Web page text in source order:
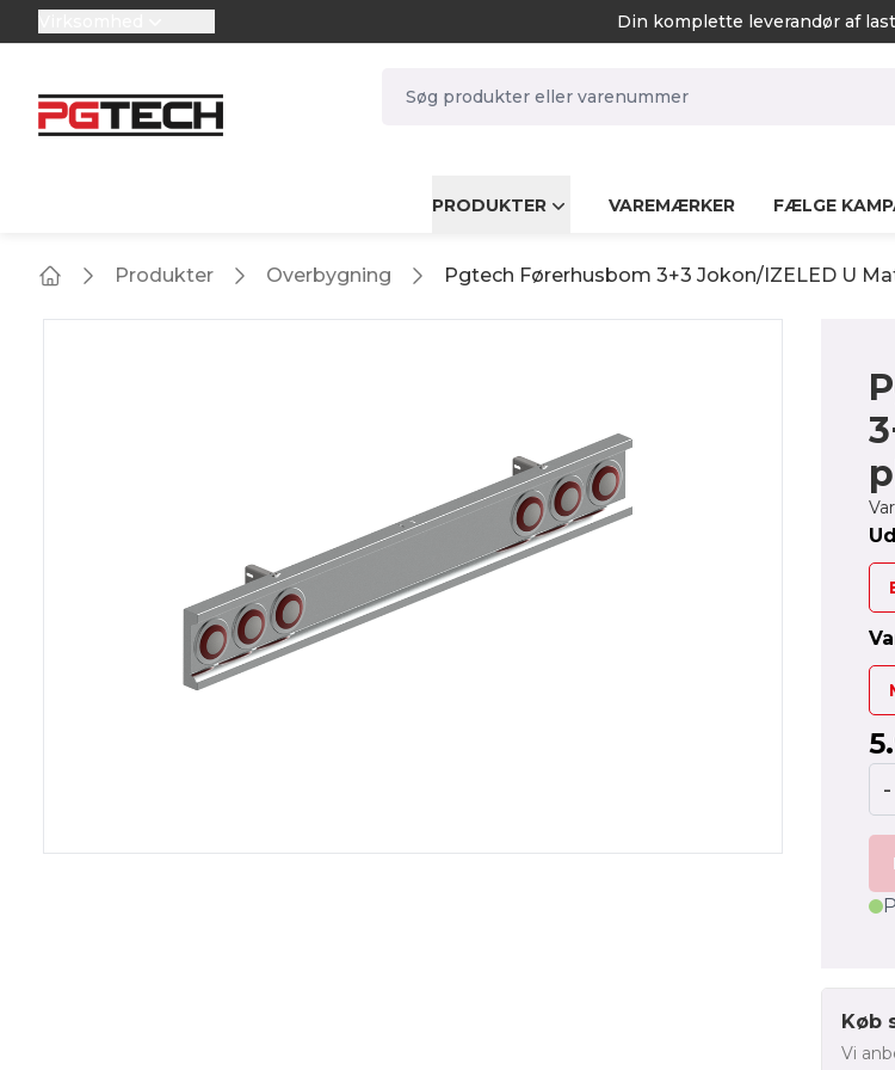
selector.vat
Din komplette leverandør af
PRODUKTER VAREMÆRKER FÆLGE
Produkter Overbygning Pgtech Førerhusbom 3+3 Jokon/IZELED U
-
Køb
Vi